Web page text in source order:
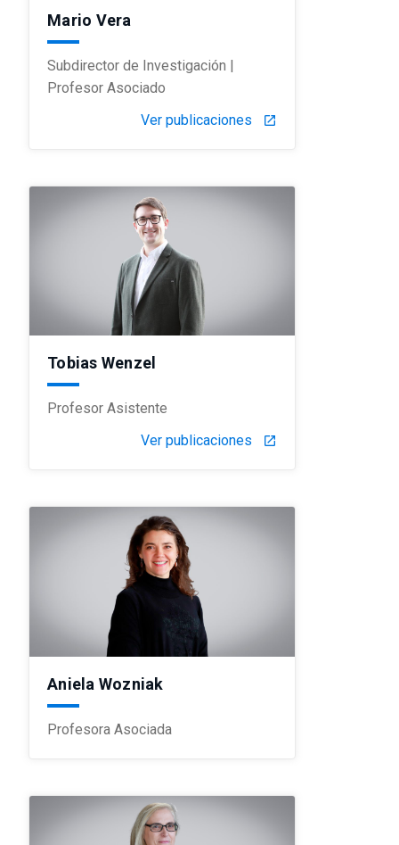
Mario Vera
Subdirector de Investigación |
Profesor Asociado
Ver publicaciones
launch
Tobias Wenzel
Profesor Asistente
Ver publicaciones
launch
Aniela Wozniak
Profesora Asociada